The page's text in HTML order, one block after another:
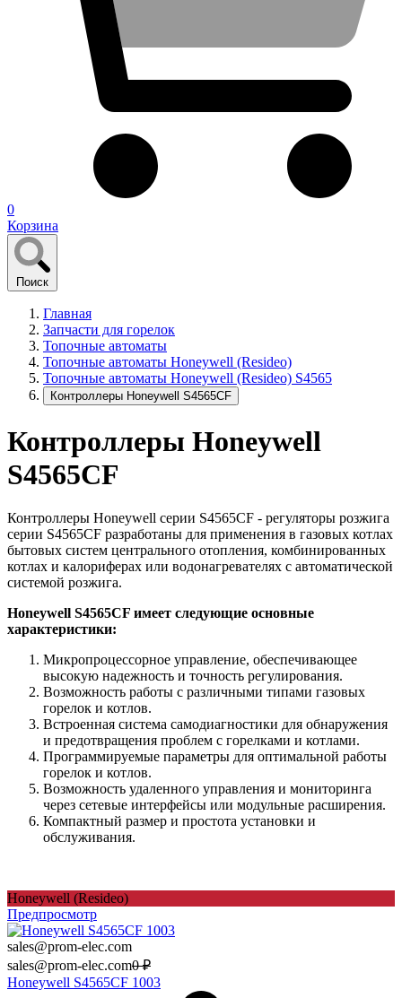
0
Корзина
Поиск
Главная
Запчасти для горелок
Топочные автоматы
Топочные автоматы Honeywell (Resideo)
Топочные автоматы Honeywell (Resideo) S4565
Контроллеры Honeywell S4565CF
Контроллеры Honeywell
S4565CF
Контроллеры Honeywell серии S4565CF - регуляторы розжига
серии S4565CF разработаны для применения в газовых котлах
бытовых систем центрального отопления, комбинированных
котлах и калориферах или водонагревателях с автоматической
системой розжига.
Honeywell S4565CF имеет следующие основные
характеристики:
Микропроцессорное управление, обеспечивающее
высокую надежность и точность регулирования.
Возможность работы с различными типами газовых
горелок и котлов.
Встроенная система самодиагностики для обнаружения
и предотвращения проблем с горелками и котлами.
Программируемые параметры для оптимальной работы
горелок и котлов.
Возможность удаленного управления и мониторинга
через сетевые интерфейсы или модульные расширения.
Компактный размер и простота установки и
обслуживания.
Honeywell (Resideo)
Предпросмотр
sales@prom-elec.com
sales@prom-elec.com0 ₽
Honeywell S4565CF 1003